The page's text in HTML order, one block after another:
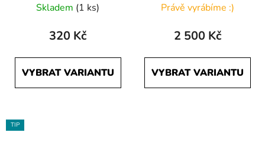
Skladem (1 ks)
320 Kč
VYBRAT VARIANTU
Právě vyrábíme :)
2 500 Kč
VYBRAT VARIANTU
TIP